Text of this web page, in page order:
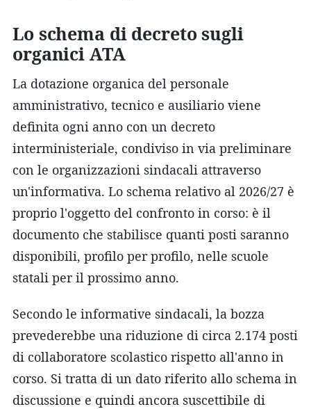
Lo schema di decreto sugli
organici ATA
La dotazione organica del personale
amministrativo, tecnico e ausiliario viene
definita ogni anno con un decreto
interministeriale, condiviso in via preliminare
con le organizzazioni sindacali attraverso
un'informativa. Lo schema relativo al 2026/27 è
proprio l'oggetto del confronto in corso: è il
documento che stabilisce quanti posti saranno
disponibili, profilo per profilo, nelle scuole
statali per il prossimo anno.
Secondo le informative sindacali, la bozza
prevederebbe una riduzione di circa 2.174 posti
di collaboratore scolastico rispetto all'anno in
corso. Si tratta di un dato riferito allo schema in
discussione e quindi ancora suscettibile di